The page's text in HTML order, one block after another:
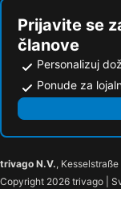
Prijavite se
članove
Personalizuj
Ponude za
trivago N.V.,
Copyright 2026 trivago |